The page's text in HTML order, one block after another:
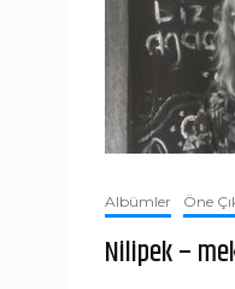
Albümler Öne
Nilipek –